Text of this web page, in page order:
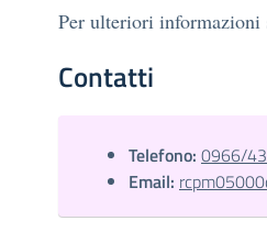
Per ulteriori informazioni
Contatti
Telefono: 0966/
Email: